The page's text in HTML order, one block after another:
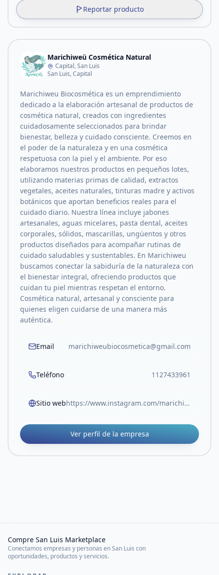
Reportar producto
Marichiweü Cosmética Natural
Capital, San Luis
San Luis, Capital
Marichiweu Biocosmética es un emprendimiento
dedicado a la elaboración artesanal de productos de
cosmética natural, creados con ingredientes
cuidadosamente seleccionados para brindar
bienestar, belleza y cuidado consciente. Creemos en
el poder de la naturaleza y en una cosmética
respetuosa con la piel y el ambiente. Por eso
elaboramos nuestros productos en pequeños lotes,
utilizando materias primas de calidad, extractos
vegetales, aceites naturales, tinturas madre y activos
botánicos que aportan beneficios reales para el
cuidado diario. Nuestra línea incluye jabones
artesanales, aguas micelares, pasta dental, aceites
corporales, sólidos, mascarillas, ungüentos y otros
productos diseñados para acompañar rutinas de
cuidado saludables y sustentables. En Marichiweu
buscamos conectar la sabiduría de la naturaleza con
el bienestar integral, ofreciendo productos que
cuidan tu piel mientras respetan el entorno.
Cosmética natural, artesanal y consciente para
quienes eligen cuidarse de una manera más
auténtica.
Email marichiweubiocosmetica@gmail.com
Teléfono 1127433961
Sitio web https://www.instagram.com/marichiweu_._/
Ver perfil de la empresa
Compre San Luis Marketplace
Conectamos empresas y personas en San Luis con
oportunidades, productos y servicios.